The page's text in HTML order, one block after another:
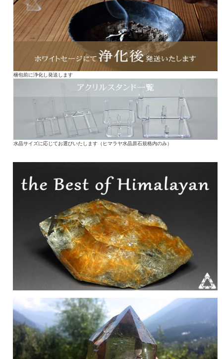
梱包前に浄化し発送します
水晶サイズに応じてお選びいたします（ヒマラヤ水晶原石規格内のみ）